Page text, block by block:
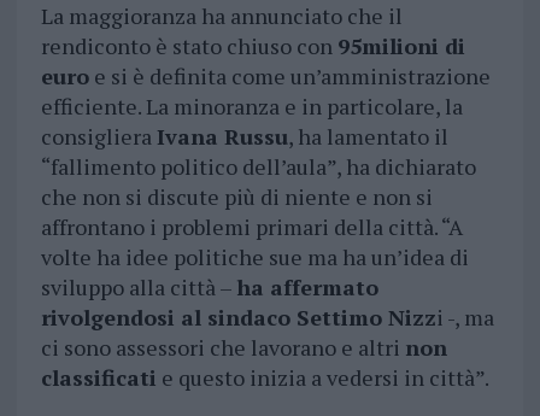
La maggioranza ha annunciato che il
rendiconto è stato chiuso con 95milioni di
euroe si è definita come un’amministrazione
efficiente. La minoranza e in particolare, la
consigliera Ivana Russu, ha lamentato il
“fallimento politico dell’aula”, ha dichiarato
che non si discute più di niente e non si
affrontano i problemi primari della città. “A
volte ha idee politiche sue ma ha un’idea di
sviluppo alla città – ha affermato
rivolgendosi al sindaco Settimo Nizzi -, ma
ci sono assessori che lavorano e altri non
classificati e questo inizia a vedersi in città”.